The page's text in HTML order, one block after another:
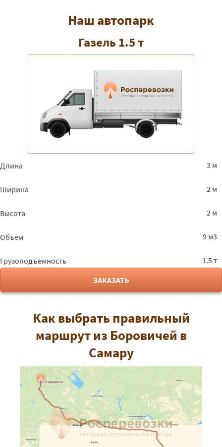
Наш автопарк
Газель 1.5 т
Длина 3 м
Ширина 2 м
Высота 2 м
Объем 9 м3
Грузоподъемность
1.5 т
ЗАКАЗАТЬ
Как выбрать правильный
маршрут из Боровичей в
Самару